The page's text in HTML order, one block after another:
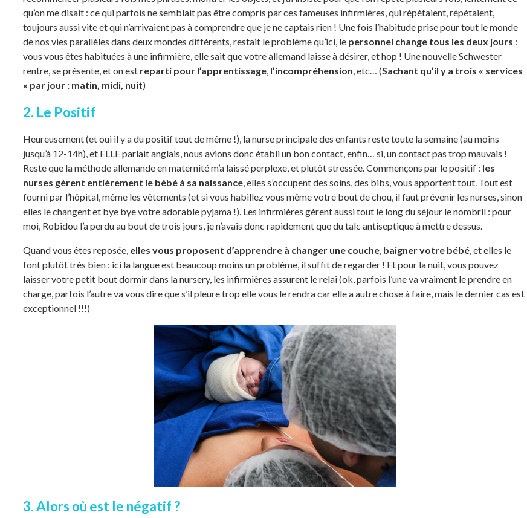
qu’on me disait : ce qui parfois ne semblait pas être compris par ces fameuses infirmières, qui répétaient, répétaient,
toujours aussi vite et qui n’arrivaient pas à comprendre que je ne captais rien ! Une fois l’habitude prise pour tout le monde
de nos vies parallèles dans deux mondes différents, restait le problème qu’ici, le personnel change tous les deux jours :
vous vous êtes habituées à une infirmière, elle sait que votre allemand laisse à désirer, et hop ! Une nouvelle Schwester
rentre, se présente, et on est reparti pour l’apprentissage, l’incompréhension, etc… (Sachant qu’il y a trois « services
« par jour : matin, midi, nuit)
2. Le Positif
Heureusement (et oui il y a du positif tout de même !), la nurse principale des enfants reste toute la semaine (au moins
jusqu’à 12-14h), et ELLEparlait anglais, nous avions donc établi un bon contact, enfin… si, un contact pas trop mauvais !
Reste que la méthode allemande en maternité m’a laissé perplexe, et plutôt stressée. Commençons par le positif : les
nurses gèrent entièrement le bébé à sa naissance, elles s’occupent des soins, des bibs, vous apportent tout. Tout est
fourni par l’hôpital, même les vêtements (et si vous habillez vous même votre bout de chou, il faut prévenir les nurses, sinon
elles le changent et bye bye votre adorable pyjama !). Les infirmières gèrent aussi tout le long du séjour le nombril : pour
moi, Robidou l’a perdu au bout de trois jours, je n’avais donc rapidement que du talc antiseptique à mettre dessus.
Quand vous êtes reposée, elles vous proposent d’apprendre à changer une couche, baigner votre bébé, et elles le
font plutôt très bien : ici la langue est beaucoup moins un problème, il suffit de regarder ! Et pour la nuit, vous pouvez
laisser votre petit bout dormir dans la nursery, les infirmières assurent le relai (ok, parfois l’une va vraiment le prendre en
charge, parfois l’autre va vous dire que s’il pleure trop elle vous le rendra car elle a autre chose à faire, mais le dernier cas est
exceptionnel !!!)
3. Alors où est le négatif ?